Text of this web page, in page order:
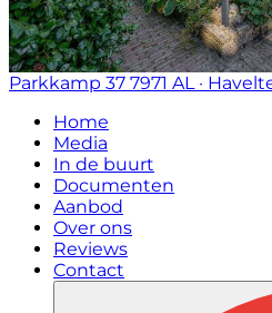
Parkkamp 37 7971 AL ·
Home
Media
In de buurt
Documenten
Aanbod
Over ons
Reviews
Contact